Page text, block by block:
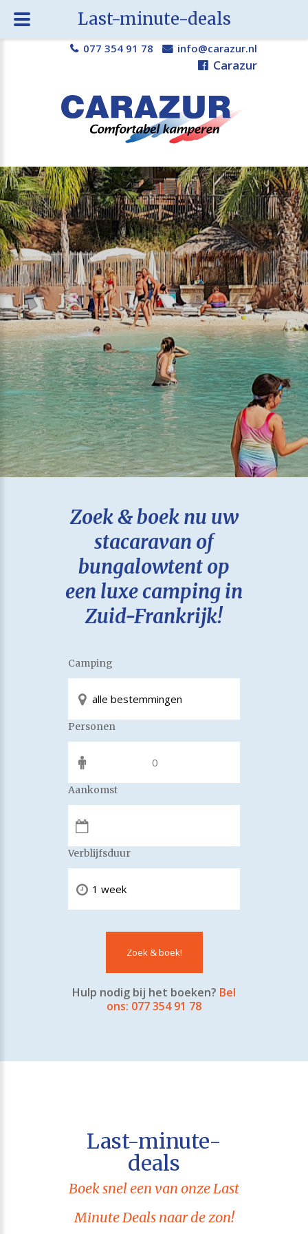
077 354 91 78 info@carazur.nl
Carazur
Zoek & boek nu uw
stacaravan of
bungalowtent op
een luxe camping in
Zuid-Frankrijk!
Camping
Personen
Aankomst
Verblijfsduur
Zoek & boek!
Hulp nodig bij het boeken? Bel
ons: 077 354 91 78
Last-minute-
deals
Boek snel een van onze Last
Minute Deals naar de zon!
Last-minute-deals